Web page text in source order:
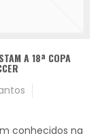
A 18ª COPA
conhecidos na